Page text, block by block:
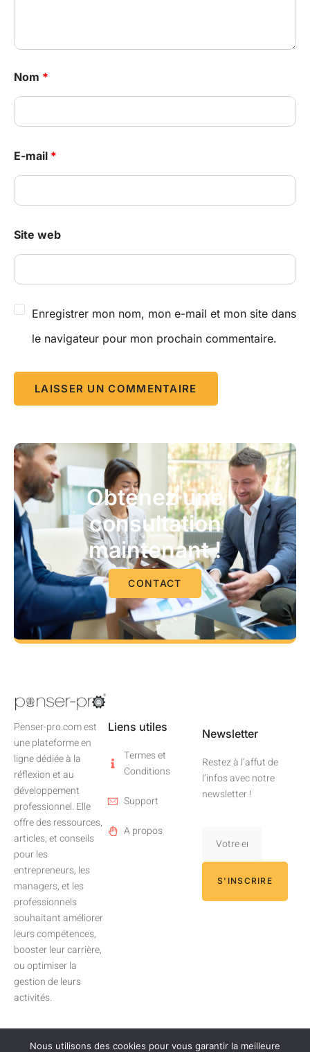
Nom *
E-mail *
Site web
Enregistrer mon nom, mon e-mail et mon site dans
le navigateur pour mon prochain commentaire.
Obtenez une
consultation
maintenant !
CONTACT
Penser-pro.com est
une plateforme en
ligne dédiée à la
réflexion et au
développement
professionnel. Elle
offre des ressources,
articles, et conseils
pour les
entrepreneurs, les
managers, et les
professionnels
souhaitant améliorer
leurs compétences,
booster leur carrière,
ou optimiser la
gestion de leurs
activités.
Liens utiles
Termes et
Conditions
Support
A propos
Newsletter
Restez à l’affut de
l’infos avec notre
newsletter !
S'INSCRIRE
Nous utilisons des cookies pour vous garantir la meilleure